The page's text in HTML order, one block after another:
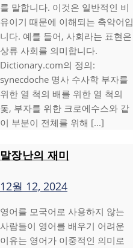
를 말합니다. 이것은 일반적인 비
유이기 때문에 이해되는 축약어입
니다. 예를 들어, 사회라는 표현은
상류 사회를 의미합니다.
Dictionary.com의 정의:
synecdoche 명사 수사학 부자를
위한 열 척의 배를 위한 열 척의
돛, 부자를 위한 크로에수스와 같
이 부분이 전체를 위해 [...]
말장난의 재미
12월 12, 2024
영어를 모국어로 사용하지 않는
사람들이 영어를 배우기 어려운
이유는 영어가 이중적인 의미로